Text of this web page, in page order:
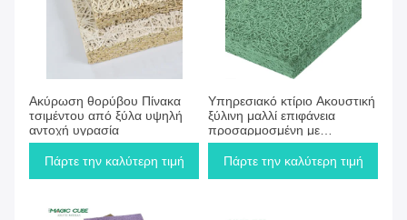
Ακύρωση θορύβου Πίνακα
τσιμέντου από ξύλα υψηλή
αντοχή υγρασία
Πάρτε την καλύτερη τιμή
Υπηρεσιακό κτίριο Ακουστική
ξύλινη μαλλί επιφάνεια
προσαρμοσμένη με
περιβαλλοντικά ακουστική
βαφή
Πάρτε την καλύτερη τιμή